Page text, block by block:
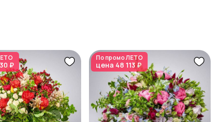
₽
По промоЛЕТО
цена 48 113 ₽